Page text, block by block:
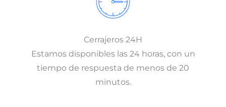
Cerrajeros 24H
Estamos disponibles las 24 horas, con un
tiempo de respuesta de menos de 20
minutos.